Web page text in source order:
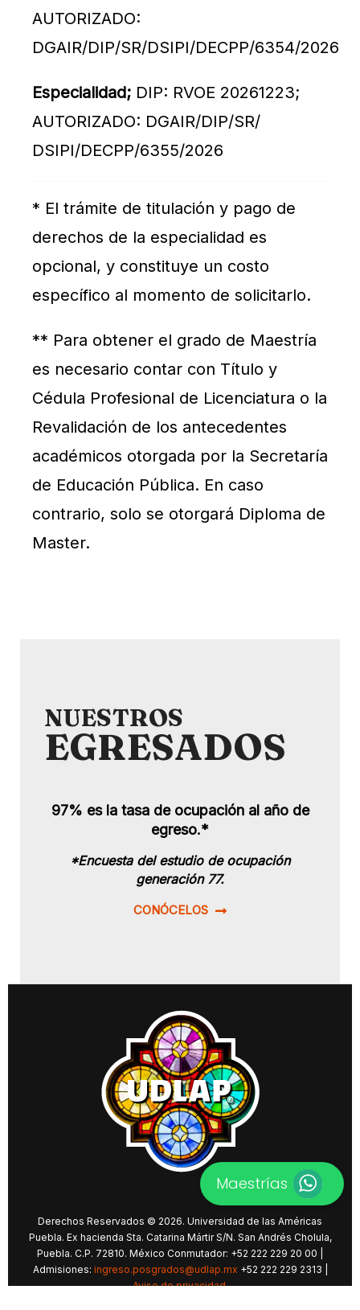
AUTORIZADO:
DGAIR/DIP/SR/DSIPI/DECPP/6354/2026
Especialidad; DIP: RVOE 20261223;
AUTORIZADO: DGAIR/DIP/SR/
DSIPI/DECPP/6355/2026
* El trámite de titulación y pago de
derechos de la especialidad es
opcional, y constituye un costo
específico al momento de solicitarlo.
** Para obtener el grado de Maestría
es necesario contar con Título y
Cédula Profesional de Licenciatura o la
Revalidación de los antecedentes
académicos otorgada por la Secretaría
de Educación Pública. En caso
contrario, solo se otorgará Diploma de
Master.
NUESTROS
EGRESADOS
97% es la tasa de ocupación al año de
egreso.*
*Encuesta del estudio de ocupación
generación 77.
CONÓCELOS
Derechos Reservados © 2026. Universidad de las Américas
Puebla. Ex hacienda Sta. Catarina Mártir S/N. San Andrés Cholula,
Puebla. C.P. 72810. México Conmutador: +52 222 229 20 00 |
Admisiones: ingreso.posgrados@udlap.mx +52 222 229 2313 |
Aviso de privacidad.
Maestrías